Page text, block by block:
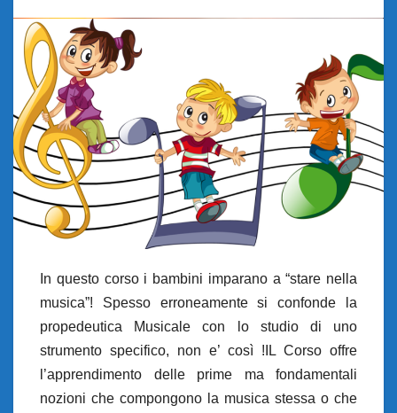
In questo corso i bambini imparano a “stare nella
musica”! Spesso erroneamente si confonde la
propedeutica Musicale con lo studio di uno
strumento specifico, non e’ così !IL Corso offre
l’apprendimento delle prime ma fondamentali
nozioni che compongono la musica stessa o che